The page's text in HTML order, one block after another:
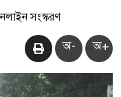
সংস্করণ
অ- অ+